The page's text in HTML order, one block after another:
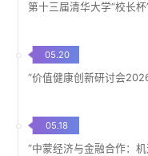
第十三届清华大学“校长
05.20
“价值健康创新研讨会
05.18
“中蒙经济与金融合作：